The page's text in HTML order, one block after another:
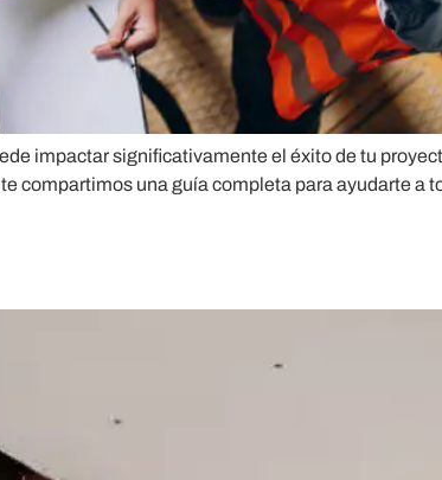
impactar significativamente el éxito de tu
compartimos una guía completa para ayudarte a